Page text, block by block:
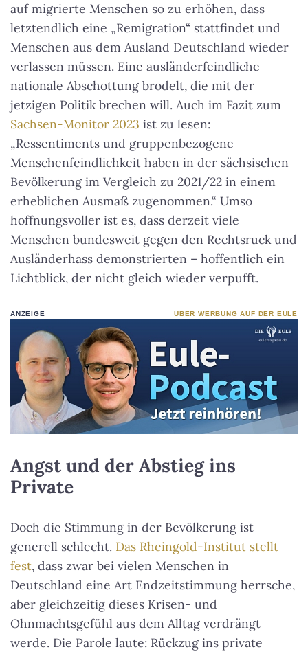
auf migrierte Menschen so zu erhöhen, dass
letztendlich eine „Remigration“ stattfindet und
Menschen aus dem Ausland Deutschland wieder
verlassen müssen. Eine ausländerfeindliche
nationale Abschottung brodelt, die mit der
jetzigen Politik brechen will. Auch im Fazit zum
Sachsen-Monitor 2023 ist zu lesen:
„Ressentiments und gruppenbezogene
Menschenfeindlichkeit haben in der sächsischen
Bevölkerung im Vergleich zu 2021/22 in einem
erheblichen Ausmaß zugenommen.“ Umso
hoffnungsvoller ist es, dass derzeit viele
Menschen bundesweit gegen den Rechtsruck und
Ausländerhass demonstrierten – hoffentlich ein
Lichtblick, der nicht gleich wieder verpufft.
ANZEIGE ÜBER WERBUNG AUF DER EULE
Angst und der Abstieg ins
Private
Doch die Stimmung in der Bevölkerung ist
generell schlecht. Das Rheingold-Institut stellt
fest, dass zwar bei vielen Menschen in
Deutschland eine Art Endzeitstimmung herrsche,
aber gleichzeitig dieses Krisen- und
Ohnmachtsgefühl aus dem Alltag verdrängt
werde. Die Parole laute: Rückzug ins private